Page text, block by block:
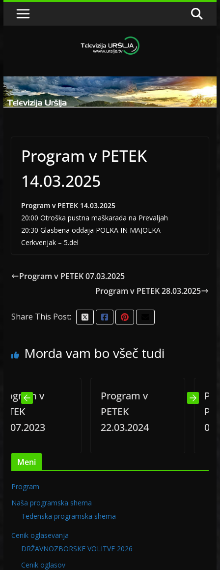
Skip
Program v PETEK
14.03.2025
Program v PETEK 14.03.2025
20:00 Otroška pustna maškarada na Prevaljah
20:30 Glasbena oddaja POLKA IN MAJOLKA –
Cerkvenjak – 5.del
Program v PETEK 07.03.2025
Program v PETEK 28.03.2025
Share This Post:
Morda vam bo všeč tudi
v
Program v
PETEK
22.03.2024
PETEK
Meni
Program
Naša programska shema
Tedenska programska shema
Cenik oglasevanja
DRŽAVNOZBORSKE VOLITVE 2026
Cenik oglasov